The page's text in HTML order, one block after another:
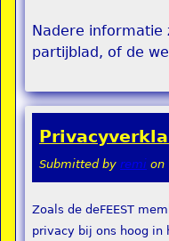
Nadere informatie
partijblad, of de
Submitted by remi on
Zoals de deFEEST
privacy bij ons hoog in